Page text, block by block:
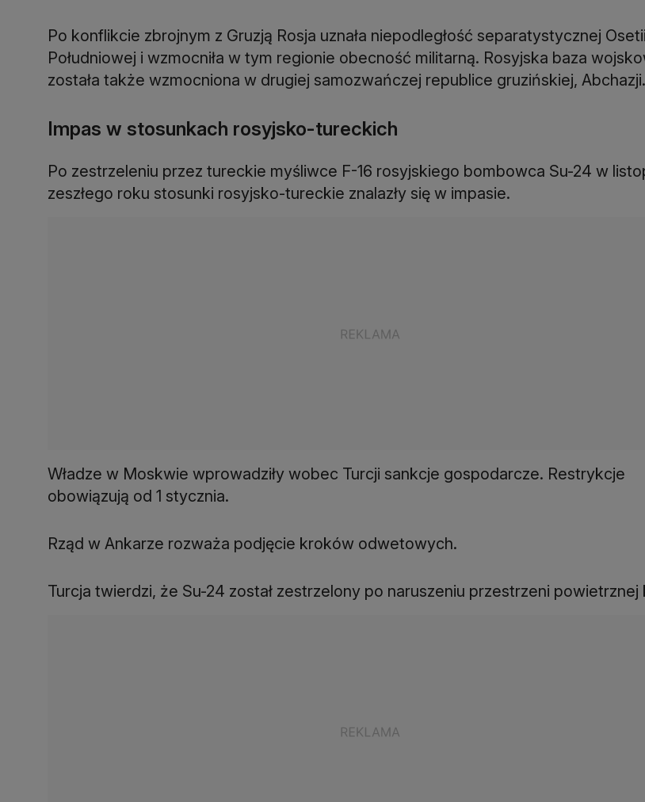
Po konflikcie zbrojnym z Gruzją Rosja uznała niepodległość separatystycznej Osetii
Południowej i wzmocniła w tym regionie obecność militarną. Rosyjska baza
została także wzmocniona w drugiej samozwańczej republice gruzińskiej, Abchazji.
Impas w stosunkach rosyjsko-tureckich
Po zestrzeleniu przez tureckie myśliwce F-16 rosyjskiego bombowca Su-24 w
zeszłego roku stosunki rosyjsko-tureckie znalazły się w impasie.
Władze w Moskwie wprowadziły wobec Turcji sankcje gospodarcze. Restrykcje
obowiązują od 1 stycznia.
Rząd w Ankarze rozważa podjęcie kroków odwetowych.
Turcja twierdzi, że Su-24 został zestrzelony po naruszeniu przestrzeni powietrznej